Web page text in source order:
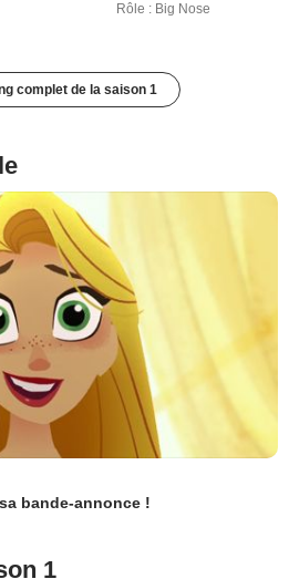
Rôle : Big Nose
complet de la saison 1
bande-annonce !
1